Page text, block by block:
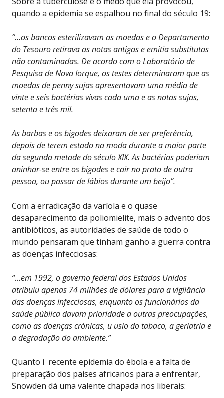
quando a epidemia se espalhou no final do século 19:
“…os bancos esterilizavam as moedas e o Departamento
do Tesouro retirava as notas antigas e emitia substitutas
não contaminadas. De acordo com o Laboratório de
Pesquisa de Nova Iorque, os testes determinaram que as
moedas de penny sujas apresentavam uma média de
vinte e seis bactérias vivas cada uma e as notas sujas,
setenta e três mil.
As barbas e os bigodes deixaram de ser preferência,
depois de terem estado na moda durante a maior parte
da segunda metade do século XIX. As bactérias poderiam
aninhar-se entre os bigodes e cair no prato de outra
pessoa, ou passar de lábios durante um beijo”.
Com a erradicação da varíola e o quase
desaparecimento da poliomielite, mais o advento dos
antibióticos, as autoridades de saúde de todo o
mundo pensaram que tinham ganho a guerra contra
as doenças infecciosas:
“…em 1992, o governo federal dos Estados Unidos
atribuiu apenas 74 milhões de dólares para a vigilância
das doenças infecciosas, enquanto os funcionários da
saúde pública davam prioridade a outras preocupações,
como as doenças crónicas, u usio do tabaco, a geriatria e
a degradação do ambiente.”
Quanto í recente epidemia do ébola e a falta de
preparação dos países africanos para a enfrentar,
Snowden dá uma valente chapada nos liberais: